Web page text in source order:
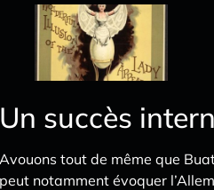
Un succès
Avouons tout de même que
peut notamment évoquer